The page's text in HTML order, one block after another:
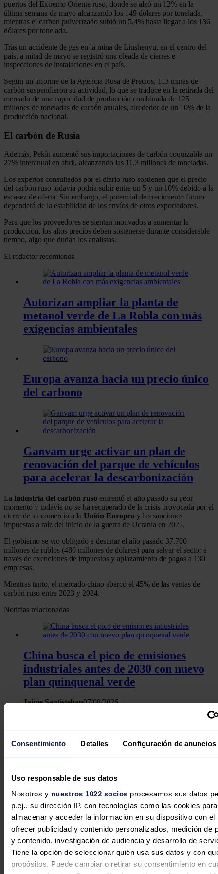
Consentimiento Detalles Configuración de anuncios
Uso responsable de sus datos
Nosotros y nuestros 1022 socios procesamos sus datos
p.ej., su dirección IP, con tecnologías como las cookies para
almacenar y acceder la información en su dispositivo con el
ofrecer publicidad y contenido personalizados, medición de
y contenido, investigación de audiencia y desarrollo de
Tiene la opción de seleccionar quién usa sus datos y con
propósitos. Puede cambiar o retirar su consentimiento en
puertos del Extremo Oriente ruso, donde se alzó un 12% en la
última semana de mayo alcanzando los 149 dólares por tonelada,
mientras el carbón pulverizado subió un 5,4% hasta llegar a los 136
dólares por tonelada.
Tras un accidente de gas en la mina de Liushenyu, en el centro del
país, a mitad de mayo se registró una oleada de cierres e
inspecciones de instalaciones en el país.
Según un informe de la Agencia Rusa de Precios, 113 minas de
carbón suspendieron su actividad, lo que se traduce en la retirada del
mercado de una capacidad de producción combinada de 125
millones de toneladas de carbón anuales, alrededor de un 10% de la
producción nacional.
El carbón de Rusia
Además, Pekín aumentó sus importaciones de carbón coquizable un
27% interanual en abril, alcanzando las 11,3 millones de toneladas.
Los expertos consultados por el diario ruso sostienen que el precio
del carbón ruso todavía podría subir entre un 5 y un 10% debido a la
escasez de oferta. Sin embargo, el potencial de crecimiento futuro
dependerá de la estabilidad de los envíos de otros exportadores.
Para que los proveedores se sientan motivados a aumentar la
producción, los altos precios deben sostenerse durante considerable
tiempo, algo que dudan los analistas.
El redactor recomienda
Autorizan ampliar la planta de
metanol verde de La Robla con más
exigencias ambientales
Europa avanza hacia un precio único
del carbono
Ganvam urge activar un plan de
renovación del parque de vehículos
para acelerar la descarbonización
La industria del carbón ruso enfrentó el año pasado su peor
momento y todavía no se ha recuperado de la crisis provocada por el
cierre de su comercio a la Unión Europea y las sanciones
impuestas a raíz del inicio de la guerra de Ucrania en 2022.
El gobierno se vio obligado a destinar el año pasado 37.700
millones de rublos (480 millones de dólares) para salvar el sector a
través de exenciones de impuestos y aplazamiento de pagos a 130
empresas.
Mientras tanto, el mercado chino abarcó el 45% de las ventas de
carbón ruso entre 2023 y 2024.
Noticias relacionadas
China busca el pico de emisiones
industriales antes de 2030 con nuevo
plan quinquenal verde
Jaime Santisteban07/08/2026
India sigue dependiendo de
demanda de crudo, según informe
CII-EY
Jaime Santisteban 07/08/2026